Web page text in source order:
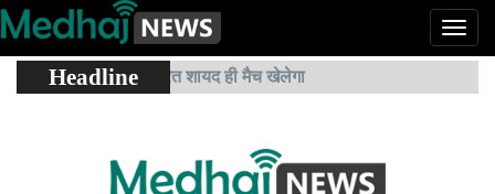
Headline
के साथ भारत शायद ही मैच खेलेगा